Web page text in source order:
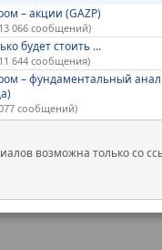
– акции (GAZP)
066 сообщений)
будет стоить ...
644 сообщения)
– фундаментальный
сообщений)
возможна только со